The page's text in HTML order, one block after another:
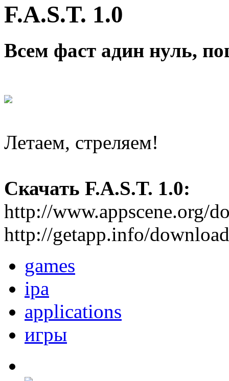
F.A.S.T. 1.0
Всем фаст адин нуль,
Летаем, стреляем!
Скачать F.A.S.T. 1.0:
http://www.appscene.org/
http://getapp.info/
games
ipa
applications
игры